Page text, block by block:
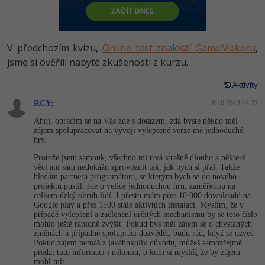
HTML5, CSS3, Bootstrap, SEO
SQL a databáze
React
Spring
ASP.NET MVC
Django
Best practices
JavaScript
UML a návrhové vzory
MySQL/MariaDB
MS-SQL
SQLite
Vývojář mobilních aplikací
C# Game developer
Tester
Grafik / UX/UI návrhář
3D grafik
Projektový manažer
Databázový analytik
-80%
-80%
PHP -80%
Swift -80%
C -80%
VB.NET
SQL
Návrh SW -80%
V předchozím kvízu, Online test znalostí GameMakeru,
jsme si ověřili nabyté zkušenosti z kurzu.
Aktivity
RCY: 8.10.2013 14:22
Ahoj, obracím se na Vás zde s dotazem, zda byste někdo měl
zájem spolupracovat na vývoji vylepšené verze mé jednoduché
hry.
Protože jsem samouk, všechno mi trvá strašně dlouho a některé
věci ani sám nedokážu zprovoznit tak, jak bych si přál. Takže
hledám partnera programátora, se kterým bych se do nového
projektu pustil. Jde o velice jednoduchou hru, zaměřenou na
celkem úzký okruh lidí. I přesto mám přes 10 000 downloadů na
Google play a přes 1500 stále aktivních instalací. Myslím, že v
případě vylepšení a začlenění určitých mechanismů by se toto číslo
mohlo ještě rapidně zvýšit. Pokud bys měl zájem se o chystaných
změnách a případné spolupráci dozvědět, budu rád, když se ozveš.
Pokud zájem nemáš z jakéhokoliv důvodu, můžeš samozřejmě
předat tuto informaci i někomu, o kom si myslíš, že by zájem
mohl mít.